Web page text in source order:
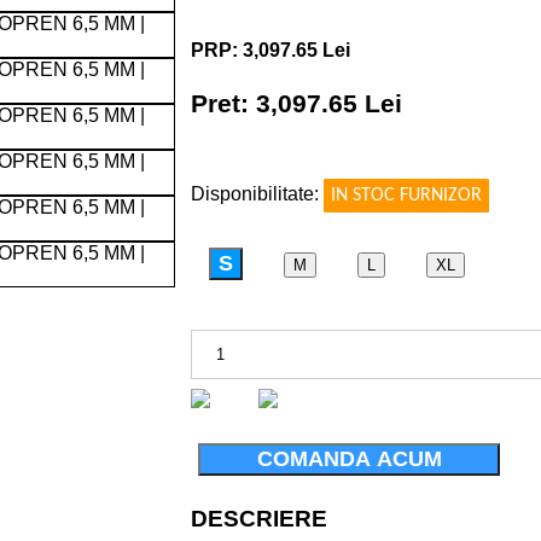
PRP: 3,097.65 Lei
Pret: 3,097.65 Lei
Disponibilitate:
IN STOC FURNIZOR
S M L XL
COMANDA ACUM
DESCRIERE